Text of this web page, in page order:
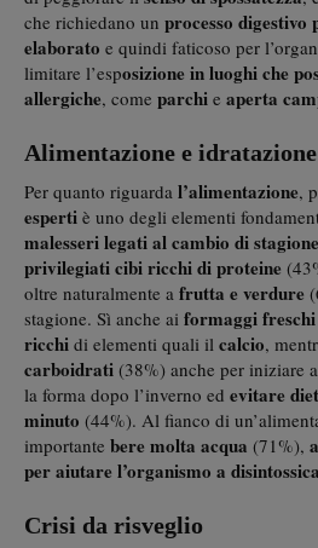
che richiedano un processo
elaborato e quindi faticoso per
limitare l’esposizione in luoghi che
allergiche, come parchi e aperta
Alimentazione e idratazione
Per quanto riguarda l’alimentazione,
esperti è uno degli elementi
malesseri legati al cambio di stagione
privilegiati cibi ricchi di proteine
oltre naturalmente a frutta e verdure
stagione. Sì anche ai formaggifreschi
ricchi di elementi quali il calcio,
carboidrati (38%) anche per iniziare
la forma dopo l’inverno ed evitare
minuto (44%). Al fianco di
importante bere molta acqua (71%),
per aiutare l’organismo a
Crisi da risveglio